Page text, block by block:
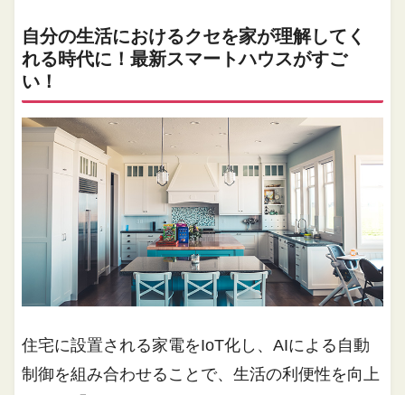
自分の生活におけるクセを家が理解してく
れる時代に！最新スマートハウスがすご
い！
住宅に設置される家電をIoT化し、AIによる自動
制御を組み合わせることで、生活の利便性を向上